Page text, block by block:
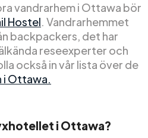
vandrarhem i Ottawa bör
Hostel. Vandrarhemmet
backpackers, det har
reseexperter och
också in vår lista över de
i Ottawa.
i Ottawa?